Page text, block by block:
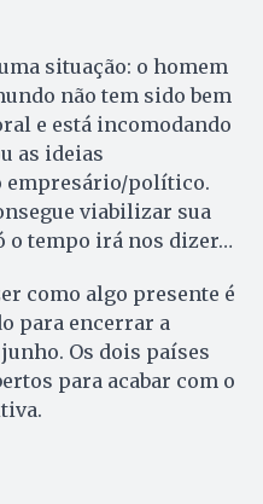
situação: o homem
não tem sido bem
e está incomodando
as ideias
empresário/político.
viabilizar sua
o tempo irá nos dizer…
como algo presente é
para encerrar a
Os dois países
para acabar com o